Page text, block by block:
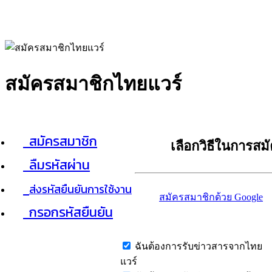
สมัครสมาชิกไทยแวร์
สมัครสมาชิก
ลืมรหัสผ่าน
ส่งรหัสยืนยันการใช้งาน
กรอกรหัสยืนยัน
เลือกวิธีในการส
สมัครสมาชิกด้วย Google
ฉันต้องการรับข่าวสารจากไทย
แวร์